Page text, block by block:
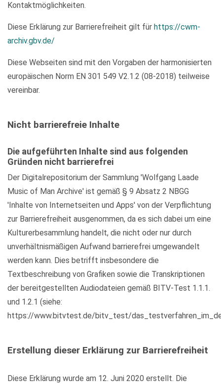
Kontaktmöglichkeiten.
Diese Erklärung zur Barrierefreiheit gilt für https://cwm-
archiv.gbv.de/
Diese Webseiten sind mit den Vorgaben der harmonisierten
europäischen Norm EN 301 549 V2.1.2 (08-2018) teilweise
vereinbar.
Nicht barrierefreie Inhalte
Die aufgeführten Inhalte sind aus folgenden
Gründen nicht barrierefrei
Der Digitalrepositorium der Sammlung 'Wolfgang Laade
Music of Man Archive' ist gemäß § 9 Absatz 2 NBGG
'Inhalte von Internetseiten und Apps' von der Verpflichtung
zur Barrierefreiheit ausgenommen, da es sich dabei um eine
Kulturerbesammlung handelt, die nicht oder nur durch
unverhältnismäßigen Aufwand barrierefrei umgewandelt
werden kann. Dies betrifft insbesondere die
Textbeschreibung von Grafiken sowie die Transkriptionen
der bereitgestellten Audiodateien gemäß BITV-Test 1.1.1.
und 1.2.1 (siehe:
https://www.bitvtest.de/bitv_test/
Erstellung dieser Erklärung zur Barrierefreiheit
Diese Erklärung wurde am 12. Juni 2020 erstellt. Die